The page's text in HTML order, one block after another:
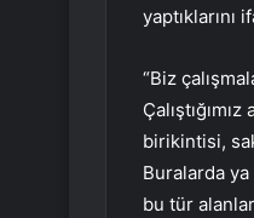
yaptıklarını
“Biz
birikintisi,
Buralarda ya
bu tür